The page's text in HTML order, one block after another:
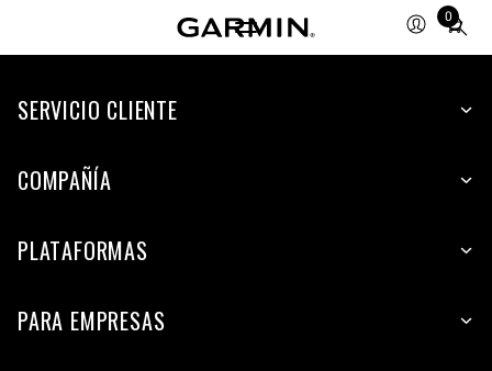
0
Total
items
cart:
SERVICIO CLIENTE
COMPAÑÍA
PLATAFORMAS
PARA EMPRESAS